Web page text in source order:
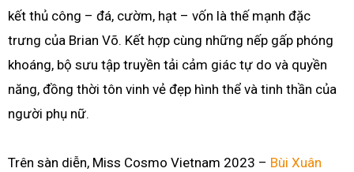
kết thủ công – đá, cườm, hạt – vốn là thế mạnh đặc
trưng của Brian Võ. Kết hợp cùng những nếp gấp phóng
khoáng, bộ sưu tập truyền tải cảm giác tự do và quyền
năng, đồng thời tôn vinh vẻ đẹp hình thể và tinh thần của
người phụ nữ.
Trên sàn diễn, Miss Cosmo Vietnam 2023 – Bùi Xuân